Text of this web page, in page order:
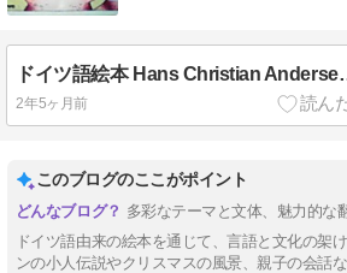
ドイツ語絵本 Hans Christian
2年5ヶ月前
このブログのここがポイント
多彩なテーマと文体、魅力的な
ドイツ語由来の絵本を通じて、言語と文化の架
ンの小人伝説やクリスマスの風景、親子の会話